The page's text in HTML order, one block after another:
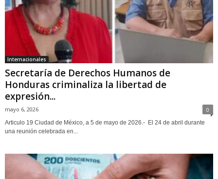
Internacionales
Secretaría de Derechos Humanos de
Honduras criminaliza la libertad de
expresión...
mayo 6, 2026 0
Articulo 19 Ciudad de México, a 5 de mayo de 2026.- El 24 de abril durante
una reunión celebrada en...